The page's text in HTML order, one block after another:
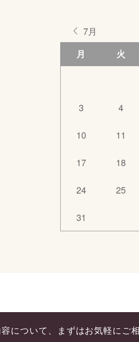
月 火
7月
3 4
10 11
17 18
24 25
31
について、 まずはお気軽にご